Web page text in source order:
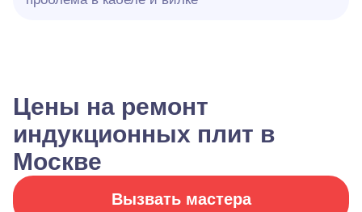
Цены на ремонт
индукционных плит в
Москве
Вызвать мастера